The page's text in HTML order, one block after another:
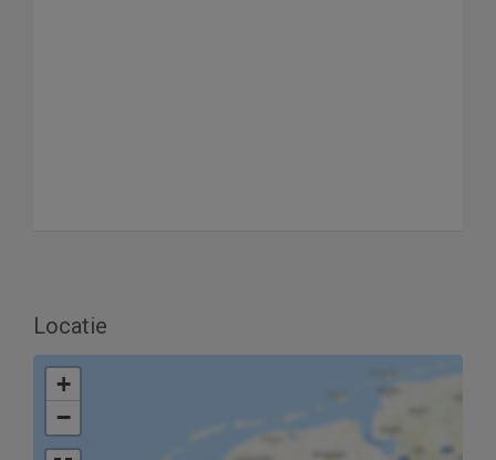
Locatie
+
−